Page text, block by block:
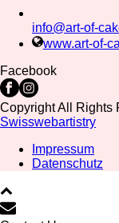
info@art-of-
www.art-of-
Facebook
Copyright All Rights
Swisswebartistry
Impressum
Datenschutz